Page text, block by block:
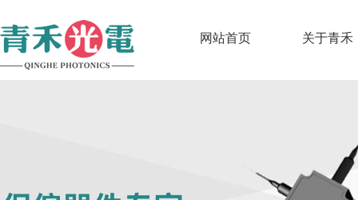
网站首页 关于青禾